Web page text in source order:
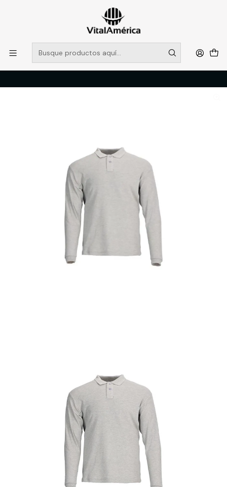
POR SISTEMA FRONTAL SOLO RETIROS EN TIENDA, DESDE
MUCHAS GRACIAS +569 5956 2237
Leer más
Catálogo
VESTIMENTA TECNICA Y CORPORATIVA
POLERAS Y CAMISAS
Polera Pique Hombre M/L Gris 60/40 T/XXXL